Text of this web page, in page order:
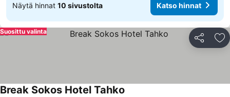
Näytä hinnat 10 sivustolta Katso hinnat
Jaa
Suosittu valinta
Break Sokos Hotel Tahko